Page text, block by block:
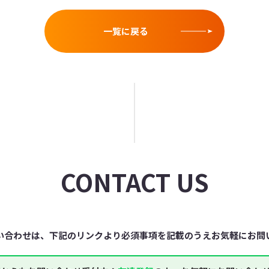
一覧に戻る
CONTACT US
合わせは、下記のリンクより必須事項を記載のうえお気軽にお問